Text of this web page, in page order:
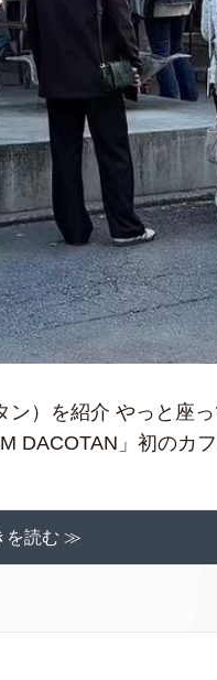
）を紹介 やっと座
DACOTAN」初のカ
を読む ≫